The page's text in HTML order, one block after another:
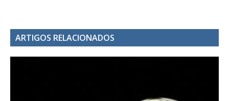
ARTIGOS RELACIONADOS